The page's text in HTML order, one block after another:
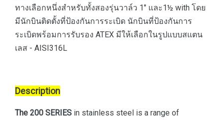
ทางเลือกหนึ่งสำหรับทั้งสองรุ่นวาล์ว 1″ และ1½ with โดย
มีนักบินติดตั้งที่ป้องกันการระเบิด นักบินที่ป้องกันการ
ระเบิดพร้อมการรับรอง ATEX มีให้เลือกในรูปแบบสแตน
เลส - AISI316L
Description
The 200 SERIES in stainless steel is a range of